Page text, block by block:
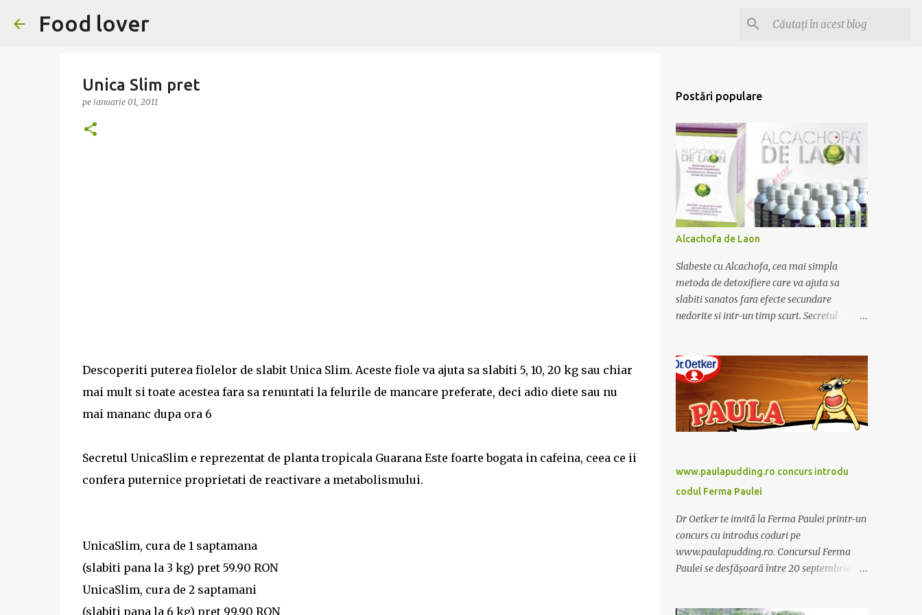
Food lover
Unica Slim pret
pe ianuarie 01, 2011
Descoperiti puterea fiolelor de slabit Unica Slim. Aceste fiole va ajuta sa slabiti 5, 10, 20 kg sau chiar
mai mult si toate acestea fara sa renuntati la felurile de mancare preferate, deci adio diete sau nu
mai mananc dupa ora 6
Secretul UnicaSlim e reprezentat de planta tropicala Guarana Este foarte bogata in cafeina, ceea ce ii
confera puternice proprietati de reactivare a metabolismului.
UnicaSlim, cura de 1 saptamana
(slabiti pana la 3 kg) pret 59.90 RON
UnicaSlim, cura de 2 saptamani
(slabiti pana la 6 kg) pret 99.90 RON
Postări populare
Alcachofa de Laon
Slabeste cu Alcachofa, cea mai simpla
metoda de detoxifiere care va ajuta sa
slabiti sanatos fara efecte secundare
nedorite si intr-un timp scurt. Secretul
trebuie sa folositi o dieta anume iar
Alcachofa se administreaza usor, cate o
sticluta pe zi. Cutia de Alcachofa contine 14
sticlute. Pret 189 lei.
www.paulapudding.ro concurs introdu
codul Ferma Paulei
Dr Oetker te invită la Ferma Paulei printr-un
concurs cu introdus coduri pe
www.paulapudding.ro. Concursul Ferma
Paulei se desfășoară între 20 septembrie -